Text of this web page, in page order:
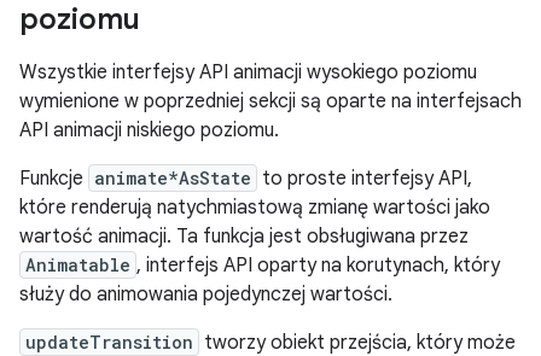
poziomu
Wszystkie interfejsy API animacji wysokiego poziomu
wymienione w poprzedniej sekcji są oparte na interfejsach
API animacji niskiego poziomu.
Funkcje animate*AsState to proste interfejsy API,
które renderują natychmiastową zmianę wartości jako
wartość animacji. Ta funkcja jest obsługiwana przez
Animatable , interfejs API oparty na korutynach, który
służy do animowania pojedynczej wartości.
updateTransition tworzy obiekt przejścia, który może